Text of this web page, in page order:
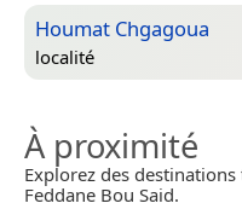
Houmat Chgagoua
localité
À proximité
Explorez des
Feddane Bou Said.